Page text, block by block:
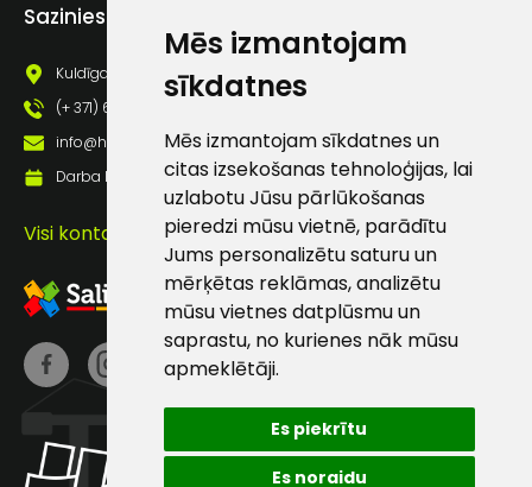
Mēs izmantojam
sīkdatnes
Mēs izmantojam sīkdatnes un
citas izsekošanas tehnoloģijas, lai
uzlabotu Jūsu pārlūkošanas
pieredzi mūsu vietnē, parādītu
Jums personalizētu saturu un
mērķētas reklāmas, analizētu
mūsu vietnes datplūsmu un
saprastu, no kurienes nāk mūsu
apmeklētāji.
Es piekrītu
Es noraidu
Sazinies ar mums
Kuldīgas iela 69a, Saldus, Saldus nov., LV - 3801
(+ 371) 63 881 186
info@hards.lv
Darba laiks: Darbadienās: 8:00 - 17:00
Visi kontakti
Sūtīt ziņojumu
Klientu
atbalsts
Darbdienās:
8:00 – 17:00
info@hards.lv